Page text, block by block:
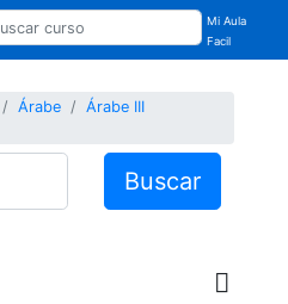
Mi Aula
Facil
Árabe
Árabe III
Buscar